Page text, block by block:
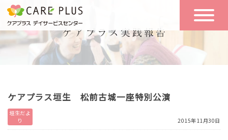
こんな方に
おすすめ
一日の流れ
一日体験
空き状況
ケアプラス垣生 松前古城一座特別公演
垣生だよ
り
2015年11月30日